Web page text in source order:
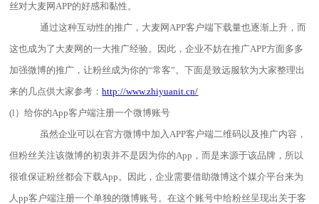
丝对大麦网APP的好感和黏性。
通过这种互动性的推广，大麦网APP客户端下载量也逐渐上升，而
这也成为了大麦网的一大推广经验。因此，企业不妨在推广APP方面多多
加强微博的推广，让粉丝成为你的“常客”。下面是致远服软为大家整理出
来的几点供大家参考：http://www.zhiyuanit.cn/
(l）给你的App客户端注册一个微博账号
虽然企业可以在官方微博中加入APP客户端二维码以及推广内容，
但粉丝关注该微博的初衷并不是因为你的App，而是来源于该品牌，所以
很谁保证粉丝都会下载App。因此，企业需要借助微博这个媒介平台来为
人pp客户端注册一个单独的微博账号。在这个账号中给粉丝呈现出关于客